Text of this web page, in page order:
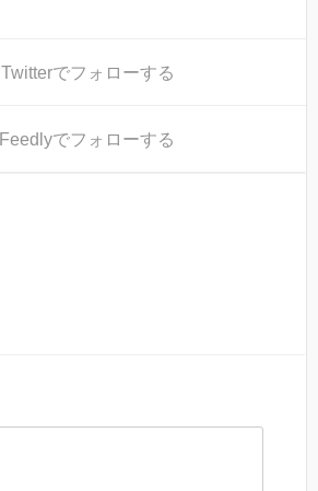
Twitterでフォローする
Feedlyでフォローする